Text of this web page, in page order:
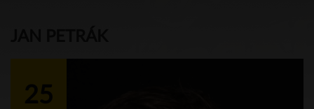
25